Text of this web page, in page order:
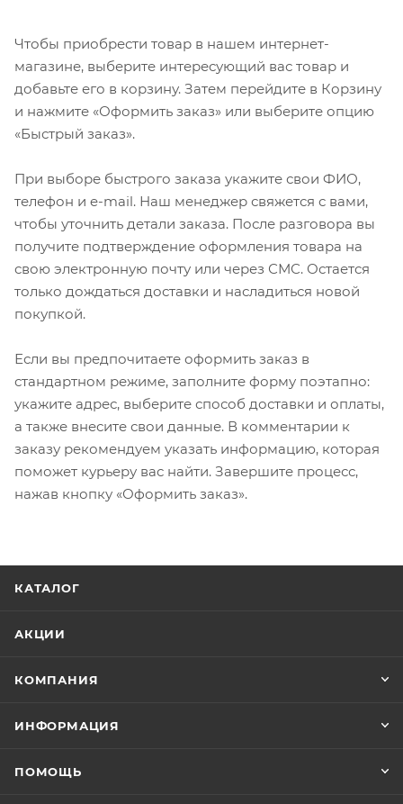
Чтобы приобрести товар в нашем интернет-
магазине, выберите интересующий вас товар и
добавьте его в корзину. Затем перейдите в Корзину
и нажмите «Оформить заказ» или выберите опцию
«Быстрый заказ».
При выборе быстрого заказа укажите свои ФИО,
телефон и e-mail. Наш менеджер свяжется с вами,
чтобы уточнить детали заказа. После разговора вы
получите подтверждение оформления товара на
свою электронную почту или через СМС. Остается
только дождаться доставки и насладиться новой
покупкой.
Если вы предпочитаете оформить заказ в
стандартном режиме, заполните форму поэтапно:
укажите адрес, выберите способ доставки и оплаты,
а также внесите свои данные. В комментарии к
заказу рекомендуем указать информацию, которая
поможет курьеру вас найти. Завершите процесс,
нажав кнопку «Оформить заказ».
КАТАЛОГ
АКЦИИ
КОМПАНИЯ
ИНФОРМАЦИЯ
ПОМОЩЬ